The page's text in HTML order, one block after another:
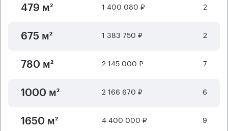
479 м² 1 400 080 ₽ 2
675 м² 1 383 750 ₽ 2
780 м² 2 145 000 ₽ 7
1000 м² 2 166 670 ₽ 6
1650 м² 4 400 000 ₽ 9